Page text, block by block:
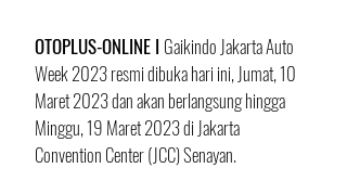
OTOPLUS-ONLINE I Gaikindo Jakarta Auto
Week 2023 resmi dibuka hari ini, Jumat, 10
Maret 2023 dan akan berlangsung hingga
Minggu, 19 Maret 2023 di Jakarta
Convention Center (JCC) Senayan.